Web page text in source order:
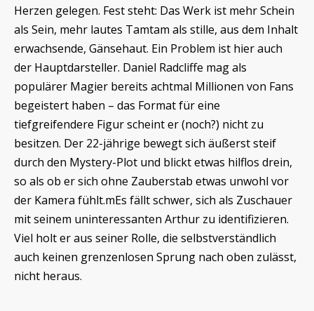
Herzen gelegen. Fest steht: Das Werk ist mehr Schein
als Sein, mehr lautes Tamtam als stille, aus dem Inhalt
erwachsende, Gänsehaut. Ein Problem ist hier auch
der Hauptdarsteller. Daniel Radcliffe mag als
populärer Magier bereits achtmal Millionen von Fans
begeistert haben – das Format für eine
tiefgreifendere Figur scheint er (noch?) nicht zu
besitzen. Der 22-jährige bewegt sich äußerst steif
durch den Mystery-Plot und blickt etwas hilflos drein,
so als ob er sich ohne Zauberstab etwas unwohl vor
der Kamera fühlt.mEs fällt schwer, sich als Zuschauer
mit seinem uninteressanten Arthur zu identifizieren.
Viel holt er aus seiner Rolle, die selbstverständlich
auch keinen grenzenlosen Sprung nach oben zulässt,
nicht heraus.